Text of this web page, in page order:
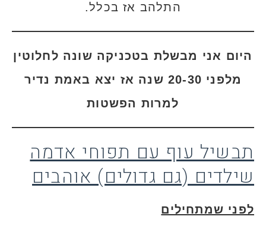
התלהב אז בכלל.
היום אני מבשלת בטכניקה שונה לחלוטין
מלפני 20-30 שנה אז יצא באמת נדיר
למרות הפשטות
תבשיל עוף עם תפוחי אדמה
שילדים (גם גדולים) אוהבים
לפני שמתחילים